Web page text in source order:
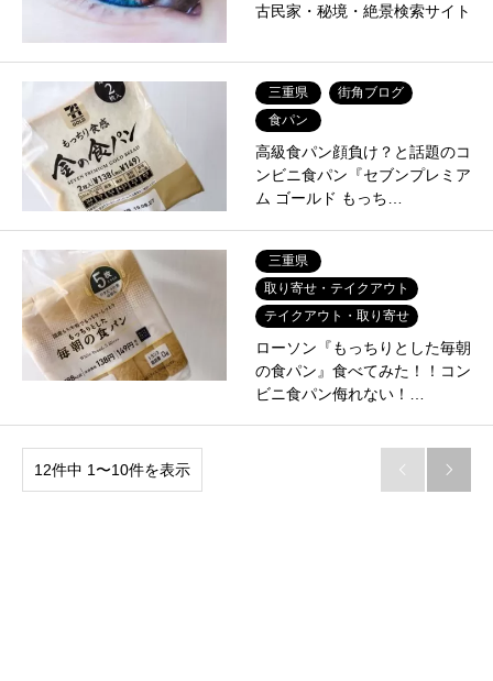
古民家・秘境・絶景検索サイト
三重県
街角ブログ
食パン
高級食パン顔負け？と話題のコ
ンビニ食パン『セブンプレミア
ム ゴールド もっち…
三重県
取り寄せ・テイクアウト
テイクアウト・取り寄せ
ローソン『もっちりとした毎朝
の食パン』食べてみた！！コン
ビニ食パン侮れない！…
12件中 1〜10件を表示  